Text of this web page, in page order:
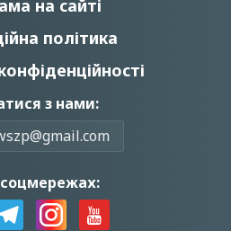
на сайті
політика
з нами: